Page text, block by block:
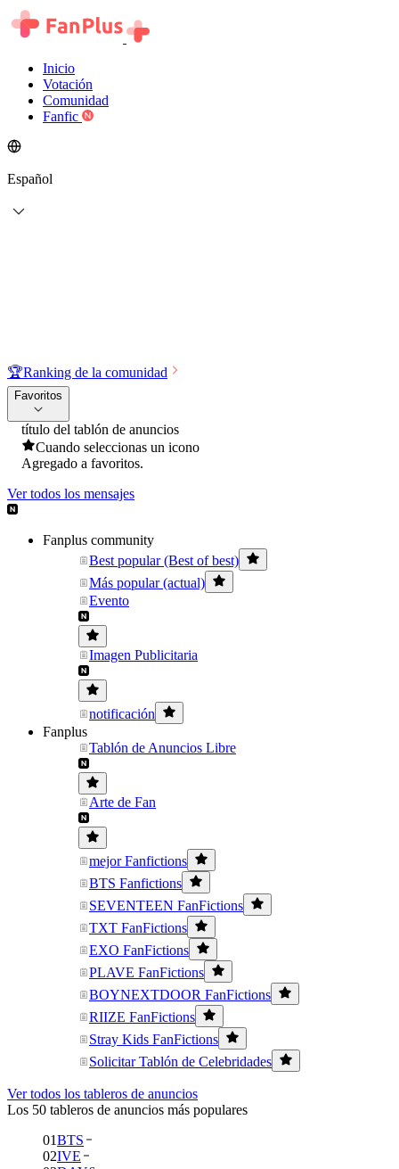
Inicio
Votación
Comunidad
Fanfic
Español
🏆Ranking de la comunidad
Favoritos
título del tablón de anuncios
Cuando seleccionas un icono
Agregado a favoritos.
Ver todos los mensajes
Fanplus community
Best popular (Best of best)
Más popular (actual)
Evento
Imagen Publicitaria
notificación
Fanplus
Tablón de Anuncios Libre
Arte de Fan
mejor Fanfictions
BTS Fanfictions
SEVENTEEN FanFictions
TXT FanFictions
EXO FanFictions
PLAVE FanFictions
BOYNEXTDOOR FanFictions
RIIZE FanFictions
Stray Kids FanFictions
Solicitar Tablón de Celebridades
Ver todos los tableros de anuncios
Los 50 tableros de anuncios más populares
01BTS
02IVE